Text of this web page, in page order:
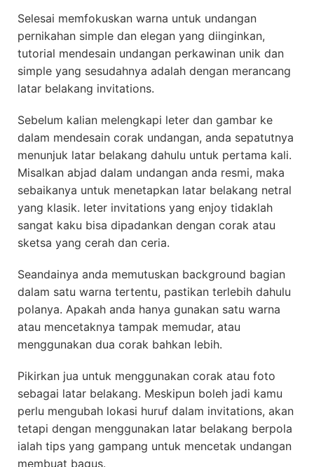
Selesai memfokuskan warna untuk undangan
pernikahan simple dan elegan yang diinginkan,
tutorial mendesain undangan perkawinan unik dan
simple yang sesudahnya adalah dengan merancang
latar belakang invitations.
Sebelum kalian melengkapi leter dan gambar ke
dalam mendesain corak undangan, anda sepatutnya
menunjuk latar belakang dahulu untuk pertama kali.
Misalkan abjad dalam undangan anda resmi, maka
sebaikanya untuk menetapkan latar belakang netral
yang klasik. leter invitations yang enjoy tidaklah
sangat kaku bisa dipadankan dengan corak atau
sketsa yang cerah dan ceria.
Seandainya anda memutuskan background bagian
dalam satu warna tertentu, pastikan terlebih dahulu
polanya. Apakah anda hanya gunakan satu warna
atau mencetaknya tampak memudar, atau
menggunakan dua corak bahkan lebih.
Pikirkan jua untuk menggunakan corak atau foto
sebagai latar belakang. Meskipun boleh jadi kamu
perlu mengubah lokasi huruf dalam invitations, akan
tetapi dengan menggunakan latar belakang berpola
ialah tips yang gampang untuk mencetak undangan
membuat bagus.